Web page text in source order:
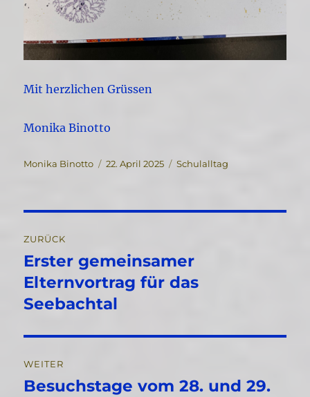
Mit herzlichen Grüssen
Monika Binotto
Autor
Monika Binotto
Veröffentlicht
22. April 2025 Kategorien
Schulalltag
ZURÜCK
Vorheriger
Beitrag:
Erster gemeinsamer
Elternvortrag für das
Seebachtal
WEITER
Nächster
Besuchstage vom 28. und 29.